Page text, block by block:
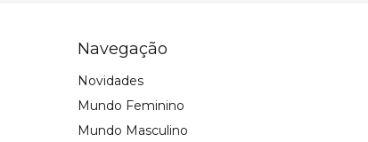
Navegação
Novidades
Mundo Feminino
Mundo Masculino